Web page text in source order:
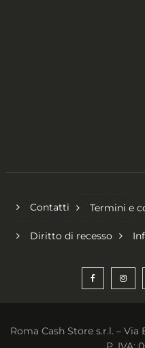
Contatti Termini e
Diritto di recesso
Roma Cash Store s.r.l. – Via